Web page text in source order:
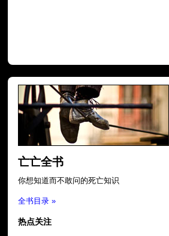
亡亡全书
你想知道而不敢问的死亡知识
全书目录 »
热点关注